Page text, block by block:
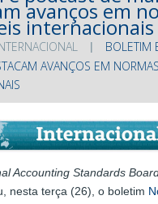
avanços em
internacionais
BOLETIM
AVANÇOS EM
Accounting Standards
nesta terça (26), o boletim